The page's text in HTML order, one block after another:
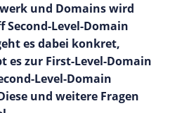
und Domains wird
Level-Domain
es dabei konkret,
es zur First-Level-Domain
Level-Domain
und weitere Fragen